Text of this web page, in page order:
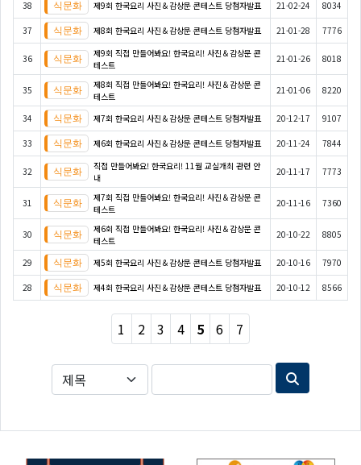
38 제9회 한국요리 사진＆감상문 콘테스트 당첨자발표 21-02-24 8034
37 제8회 한국요리 사진＆감상문 콘테스트 당첨자발표 21-01-28 7776
36
제9회 직접 만들어봐요! 한국요리! 사진＆감상문 콘
테스트
21-01-26 8018
35
제8회 직접 만들어봐요! 한국요리! 사진＆감상문 콘
테스트
21-01-06 8220
34 제7회 한국요리 사진＆감상문 콘테스트 당첨자발표 20-12-17 9107
33 제6회 한국요리 사진＆감상문 콘테스트 당첨자발표 20-11-24 7844
32
직접 만들어봐요! 한국요리! 11월 교실개최 관련 안
내
20-11-17 7773
31
제7회 직접 만들어봐요! 한국요리! 사진＆감상문 콘
테스트
20-11-16 7360
30
제6회 직접 만들어봐요! 한국요리! 사진＆감상문 콘
테스트
20-10-22 8805
29 제5회 한국요리 사진＆감상문 콘테스트 당첨자발표 20-10-16 7970
28 제4회 한국요리 사진＆감상문 콘테스트 당첨자발표 20-10-12 8566
1 2 3 4 5 6 7